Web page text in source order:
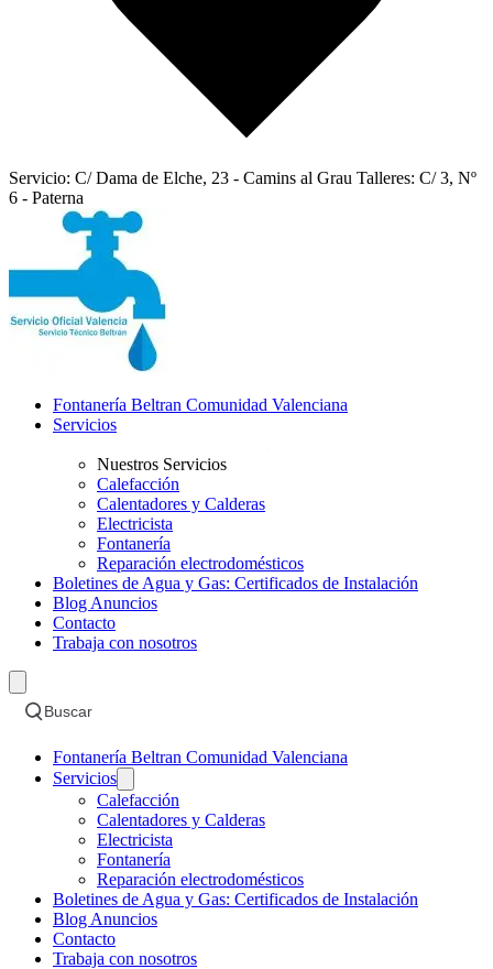
Servicio: C/ Dama de Elche, 23 - Camins al Grau Talleres: C/ 3, Nº
6 - Paterna
Fontanería Beltran Comunidad Valenciana
Servicios
Nuestros Servicios
Calefacción
Calentadores y Calderas
Electricista
Fontanería
Reparación electrodomésticos
Boletines de Agua y Gas: Certificados de Instalación
Blog Anuncios
Contacto
Trabaja con nosotros
Buscar
Fontanería Beltran Comunidad Valenciana
Servicios
Calefacción
Calentadores y Calderas
Electricista
Fontanería
Reparación electrodomésticos
Boletines de Agua y Gas: Certificados de Instalación
Blog Anuncios
Contacto
Trabaja con nosotros